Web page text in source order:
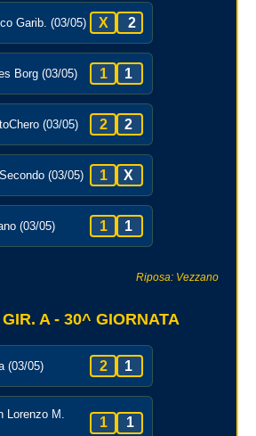
Garib. (03/05) X 2
Borg (03/05) 1 1
(03/05) 2 2
(03/05) 1 X
(03/05) 1 1
Riposa: Vezzano
A - 30^ GIORNATA
(03/05) 2 1
Lorenzo M.
1 1